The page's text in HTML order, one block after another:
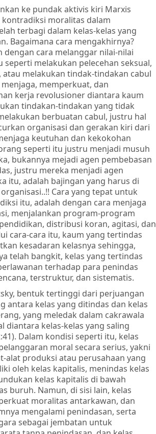
ke pundak aktivis kiri Marxis
moralitas dalam
terbagi dalam kelas-kelas yang
Bagaimana cara mengakhirnya?
dengan cara melanggar nilai-nilai
seperti melakukan pelecehan seksual,
atau melakukan tindak-tindakan cabul
memperkuat, dan
kerja revolusioner diantara kaum
tindakan-tindakan yang tidak
berbuatan cabul, justru hal
organisasi dan gerakan kiri dari
keutuhan dan kekokohan
seperti itu justru menjadi musuh
bukannya mejadi agen pembebasan
justru mereka menjadi agen
itu, adalah bajingan yang harus di
Cara yang tepat untuk
itu, adalah dengan cara menjaga
menjalankan program-program
distribusi koran, agitasi, dan
cara-cara itu, kaum yang tertindas
kesadaran kelasnya sehingga,
telah bangkit, kelas yang tertindas
terhadap para penindas
terstruktur, dan sistematis.
bentuk tertinggi dari perjuangan
antara kelas yang ditindas dan kelas
yang meledak dalam cakrawala
diantara kelas-kelas yang saling
Dalam kondisi seperti itu, kelas
moral secara serius, yakni
alat produksi atau perusahaan yang
oleh kelas kapitalis, menindas kelas
kelas kapitalis di bawah
buruh. Namun, di sisi lain, kelas
moralitas antarkawan, dan
mengalami penindasan, serta
sebagai jembatan untuk